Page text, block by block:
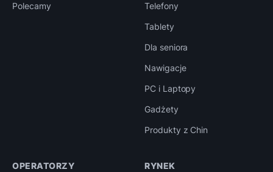
Polecamy
Telefony
Tablety
Dla seniora
Nawigacje
PC i Laptopy
Gadżety
Produkty z Chin
OPERATORZY RYNEK